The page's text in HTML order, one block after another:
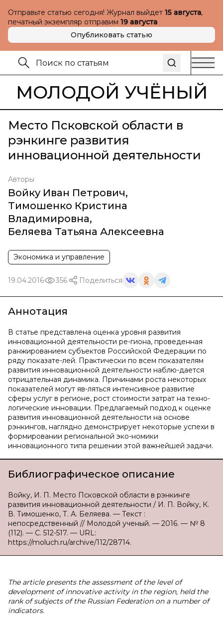
Отправьте статью сегодня! Журнал выйдет 15 августа,
печатный экземпляр отправим 19 августа
Опубликовать статью
МОЛОДОЙ УЧЁНЫЙ
Место Псковской области в
рэнкинге развития
инновационной деятельности
Авторы
Войку Иван Петрович,
Тимошенко Кристина
Владимировна,
Беляева Татьяна Алексеевна
Экономика и управление
19.04.2016 356 Поделиться
Аннотация
В статье представлена оценка уровня развития
инновационной деятельности ре-гиона, проведенная
ранжированием субъектов Российской Федерации по
ряду показате-лей. Практически по всем показателям
развития инновационной деятельности наблю-дается
отрицательная динамика. Причинами роста некоторых
показателей могут яв-ляться интенсивное развитие
сферы услуг в регионе, рост стоимости затрат на техно-
логические инновации. Предлагаемый подход к оценке
развития инновационной деятельности на основе
рэнкингов, наглядно демонстрирует некоторые успехи в
формировании региональной эко-номики
инновационного типа решении этой важнейшей задачи.
Библиографическое описание
Войку, И. П. Место Псковской области в рэнкинге
развития инновационной деятельности / И. П. Войку, К.
В. Тимошенко, Т. А. Беляева. — Текст :
непосредственный // Молодой ученый. — 2016. — № 8
(112). — С. 512-517. — URL:
https://moluch.ru/archive/112/28714.
The article presents the assessment of the level of
development of innovative activity in the region, held the
rank of subjects of the Russian Federation on a number of
indicators.